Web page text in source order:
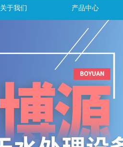
关于我们 产品中心